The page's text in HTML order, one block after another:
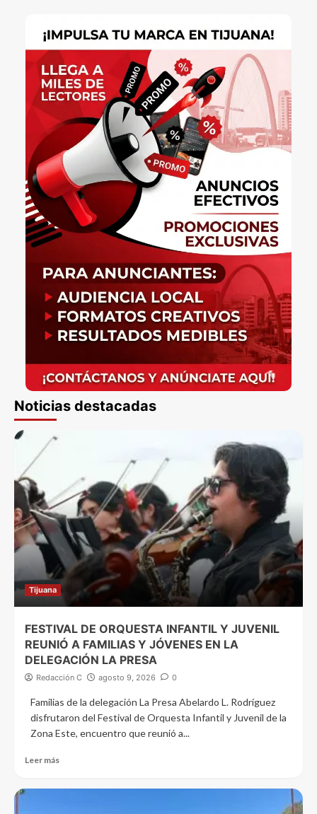
Noticias destacadas
Tijuana
FESTIVAL DE ORQUESTA INFANTIL Y JUVENIL
REUNIÓ A FAMILIAS Y JÓVENES EN LA
DELEGACIÓN LA PRESA
Redacción C agosto 9, 2026 0
Familias de la delegación La Presa Abelardo L. Rodríguez
disfrutaron del Festival de Orquesta Infantil y Juvenil de la
Zona Este, encuentro que reunió a...
Leer más